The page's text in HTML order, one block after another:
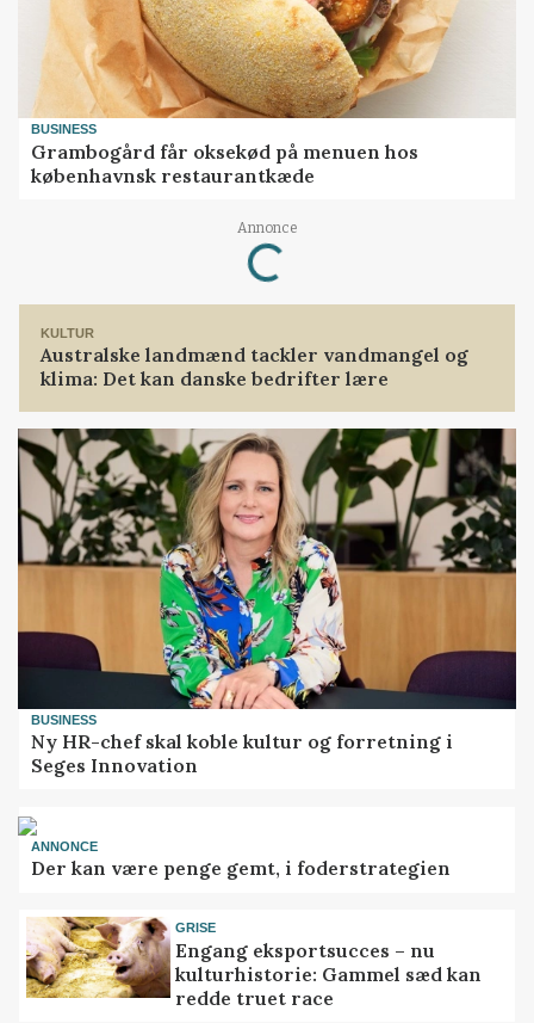
BUSINESS
Grambogård får oksekød på menuen hos
københavnsk restaurantkæde
Annonce
Loading...
KULTUR
Australske landmænd tackler vandmangel og
klima: Det kan danske bedrifter lære
BUSINESS
Ny HR-chef skal koble kultur og forretning i
Seges Innovation
ANNONCE
Der kan være penge gemt, i foderstrategien
GRISE
Engang eksportsucces – nu
kulturhistorie: Gammel sæd kan
redde truet race